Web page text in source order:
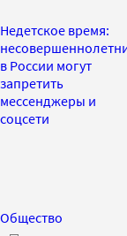
Недетское время:
в России могут
запретить
мессенджеры и
соцсети
Общество